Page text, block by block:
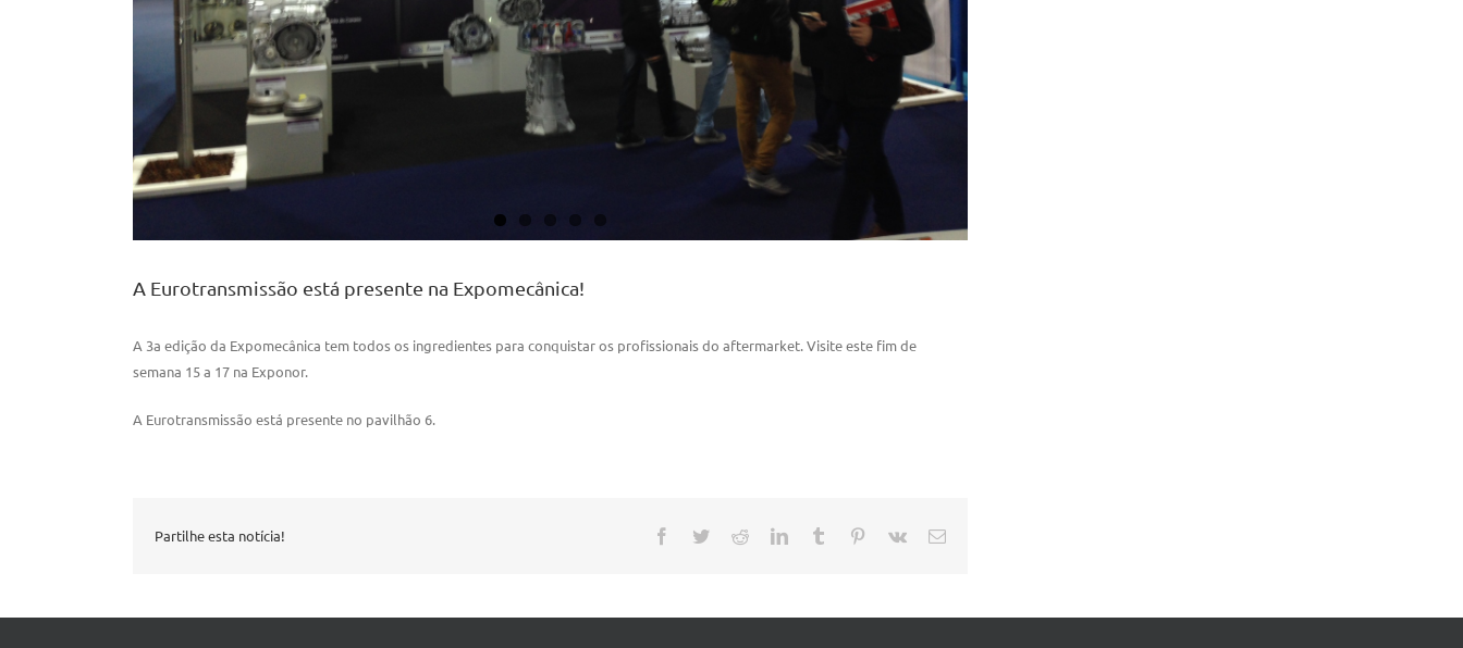
A Eurotransmissão está presente na Expomecânica!
A 3a edição da Expomecânica tem todos os ingredientes para conquistar os profissionais do aftermarket. Visite este fim de
semana 15 a 17 na Exponor.
A Eurotransmissão está presente no pavilhão 6.
Partilhe esta notícia! Facebook
TwitterRedditLinkedInTumblr Pinterest
Vk Email